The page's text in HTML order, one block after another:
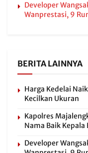
Developer
Wanprestasi, 9
BERITA LAINNYA
Harga Kedelai
Kecilkan Ukuran
Kapolres
Nama Baik Kepala
Developer